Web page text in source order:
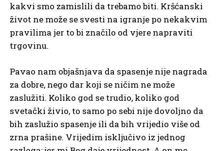
kakvi smo zamislili da trebamo biti. Kršćanski
život ne može se svesti na igranje po nekakvim
pravilima jer to bi značilo od vjere napraviti
trgovinu.
Pavao nam objašnjava da spasenje nije nagrada
za dobre, nego dar koji se ničim ne može
zaslužiti. Koliko god se trudio, koliko god
svetački živio, to samo po sebi nije dovoljno da
bih zaslužio spasenje ili da bih vrijedio više od
zrna prašine. Vrijedim isključivo iz jednog